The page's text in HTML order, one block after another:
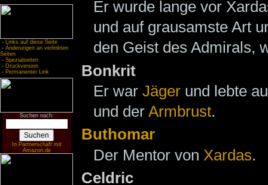
- Links auf diese Seite
- Änderungen an verlinkten
Seiten
- Spezialseiten
- Druckversion
- Permanenter Link
Suchen nach:
In Partnerschaft mit
Amazon.de
Er wurde lange vor
und auf grausamste Art
den Geist des Admirals,
Bonkrit
Er war Jäger und lebte
und der Armbrust.
Buthomar
Der Mentor von Xardas.
Celdric